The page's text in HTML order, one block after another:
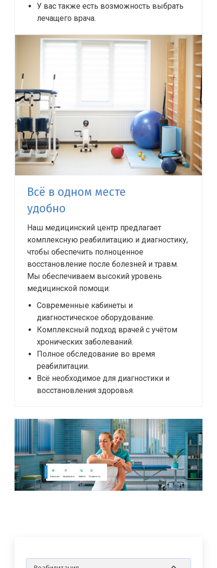
У вас также есть возможность выбрать
лечащего врача.
Всё в одном месте
удобно
Наш медицинский центр предлагает
комплексную реабилитацию и диагностику,
чтобы обеспечить полноценное
восстановление после болезней и травм.
Мы обеспечиваем высокий уровень
медицинской помощи:
Современные кабинеты и
диагностическое оборудование.
Комплексный подход врачей с учётом
хронических заболеваний.
Полное обследование во время
реабилитации.
Всё необходимое для диагностики и
восстановления здоровья.